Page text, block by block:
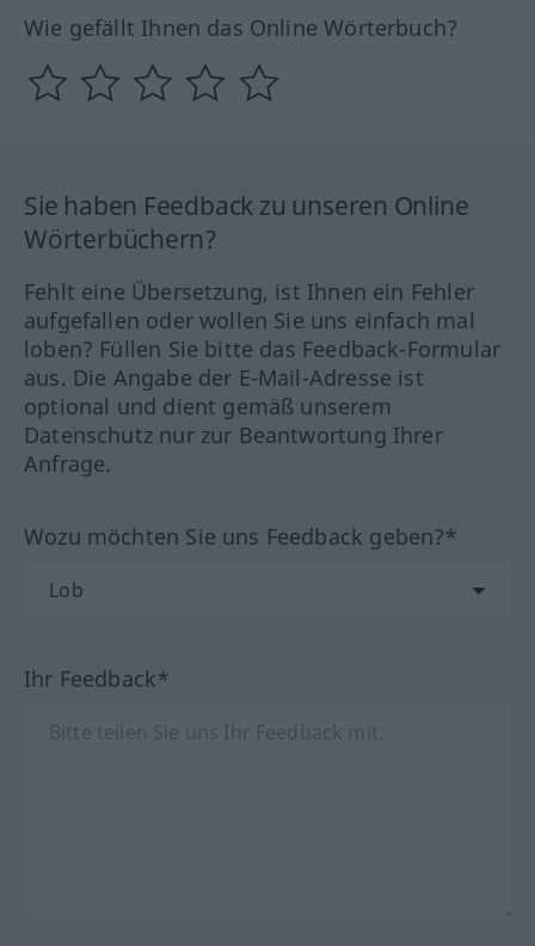
Wie gefällt Ihnen das Online Wörterbuch?
Sie haben Feedback zu unseren Online
Wörterbüchern?
Fehlt eine Übersetzung, ist Ihnen ein Fehler
aufgefallen oder wollen Sie uns einfach mal
loben? Füllen Sie bitte das Feedback-Formular
aus. Die Angabe der E-Mail-Adresse ist
optional und dient gemäß unserem
Datenschutz nur zur Beantwortung Ihrer
Anfrage.
Wozu möchten Sie uns Feedback geben?*
Ihr Feedback*